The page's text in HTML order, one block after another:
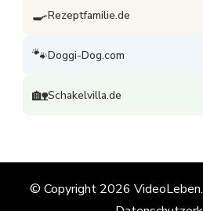
🍳Rezeptfamilie.de
🐾Doggi-Dog.com
🏡Schakelvilla.de
© Copyright 2026 VideoLeben